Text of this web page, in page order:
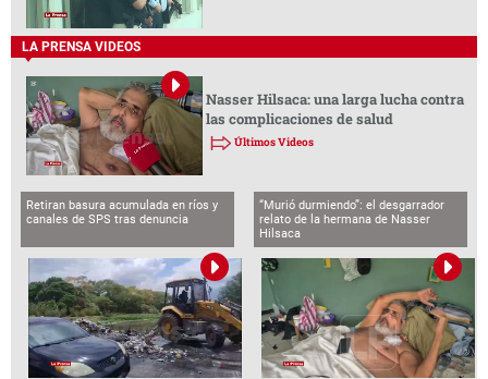
LA PRENSA VIDEOS
Nasser Hilsaca: una larga lucha contra
las complicaciones de salud
Últimos Videos
Retiran basura acumulada en ríos y
canales de SPS tras denuncia
“Murió durmiendo”: el desgarrador
relato de la hermana de Nasser
Hilsaca